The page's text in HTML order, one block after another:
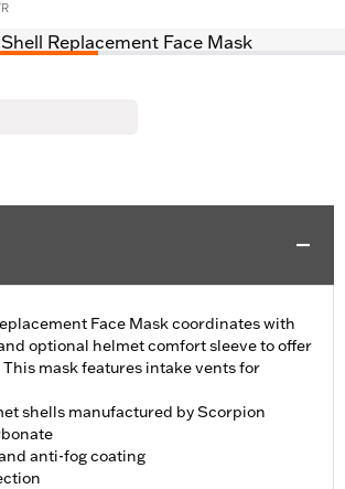
Face Mask coordinates with
optional helmet comfort sleeve to offer
mask features intake vents for
shells manufactured by Scorpion
anti-fog coating